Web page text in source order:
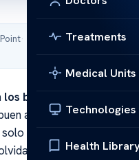
Treatments
Medical Units
Technologies
Health
·
beneficios de
aperitivo cuando se
una deliciosa
que boza, que